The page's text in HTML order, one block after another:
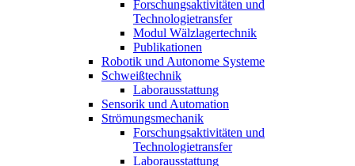
Forschungsaktivitäten und
Technologietransfer
Modul Wälzlagertechnik
Publikationen
Robotik und Autonome Systeme
Schweißtechnik
Laborausstattung
Sensorik und Automation
Strömungsmechanik
Forschungsaktivitäten und
Technologietransfer
Laborausstattung